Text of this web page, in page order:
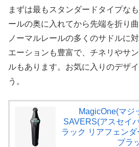
まずは最もスタンダードタイプな
ールの奥に入れてから先端を折り
ノーマルレールの多くのサドルに
エーションも豊富で、チネリやサ
ルもあります。お気に入りのデザ
う。
MagicOne(マジ
SAVERS(アスセイ
ラック リアフェン
ブラ